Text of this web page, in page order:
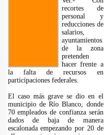
recortes de
personal y
reducciones de
salarios,
ayuntamientos
de la zona
pretenden
hacer frente a
la falta de recursos en
participaciones federales.
El caso más grave se dio en el
municipio de Río Blanco, donde
70 empleados de confianza serán
dados de baja de manera
escalonada empezando por 20 de